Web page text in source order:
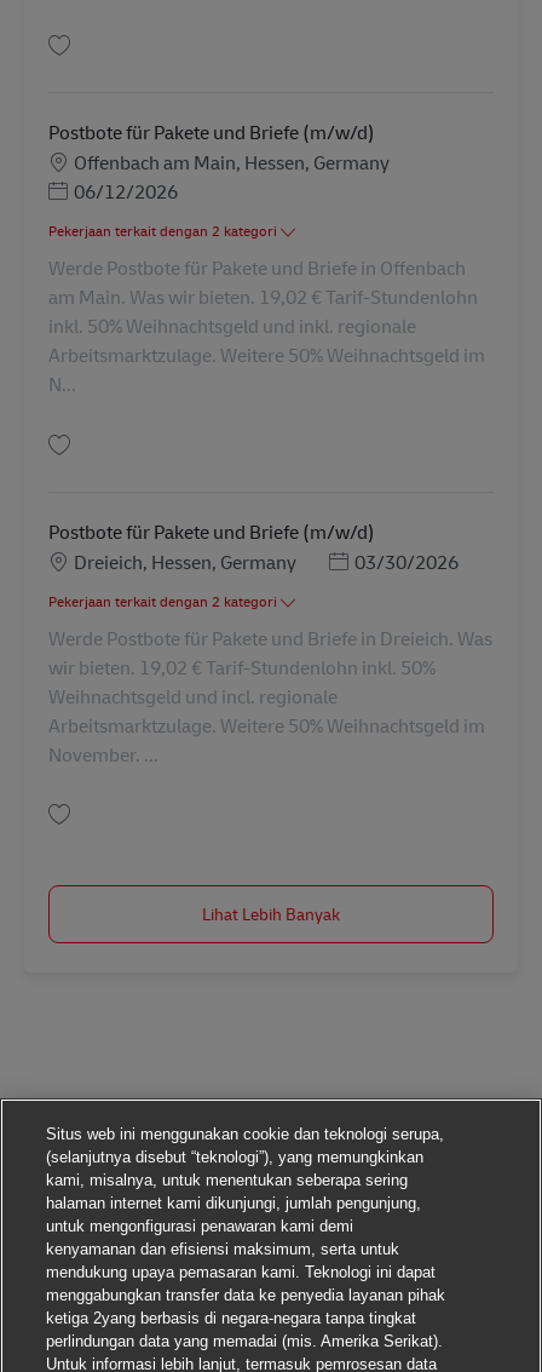
Postbote für Pakete und Briefe (m/w/d)
LokasiOffenbach am Main, Hessen, Germany
Posted Date
06/12/2026
Pekerjaan terkait dengan 2 kategori
Werde Postbote für Pakete und Briefe in Offenbach
am Main. Was wir bieten. 19,02 € Tarif-Stundenlohn
inkl. 50% Weihnachtsgeld und inkl. regionale
Arbeitsmarktzulage. Weitere 50% Weihnachtsgeld im
N...
Postbote für Pakete und Briefe (m/w/d)
LokasiDreieich, Hessen, Germany Posted Date
03/30/2026
Pekerjaan terkait dengan 2 kategori
Werde Postbote für Pakete und Briefe in Dreieich. Was
wir bieten. 19,02 € Tarif-Stundenlohn inkl. 50%
Weihnachtsgeld und incl. regionale
Arbeitsmarktzulage. Weitere 50% Weihnachtsgeld im
November. ...
Lihat Lebih Banyak
Situs web ini menggunakan cookie dan teknologi serupa,
(selanjutnya disebut “teknologi”), yang memungkinkan
kami, misalnya, untuk menentukan seberapa sering
halaman internet kami dikunjungi, jumlah pengunjung,
untuk mengonfigurasi penawaran kami demi
kenyamanan dan efisiensi maksimum, serta untuk
mendukung upaya pemasaran kami. Teknologi ini dapat
menggabungkan transfer data ke penyedia layanan pihak
ketiga 2yang berbasis di negara-negara tanpa tingkat
perlindungan data yang memadai (mis. Amerika Serikat).
Untuk informasi lebih lanjut, termasuk pemrosesan data